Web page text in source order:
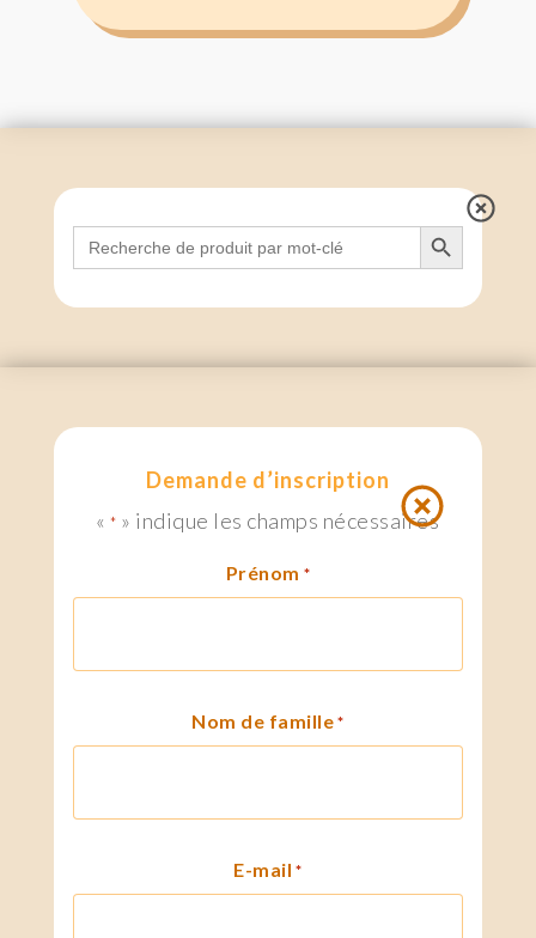
Search
for:
Search Button
Demande d’inscription
«* » indique les champs nécessaires
Prénom *
Nom de famille *
E-mail *